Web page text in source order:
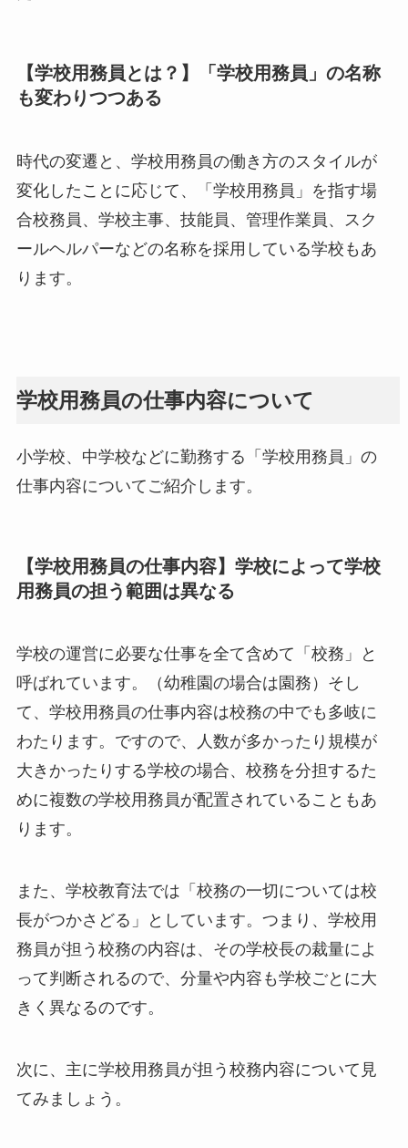
【学校用務員とは？】「学校用務員」の名称
も変わりつつある
時代の変遷と、学校用務員の働き方のスタイルが
変化したことに応じて、「学校用務員」を指す場
合校務員、学校主事、技能員、管理作業員、スク
ールヘルパーなどの名称を採用している学校もあ
ります。
学校用務員の仕事内容について
小学校、中学校などに勤務する「学校用務員」の
仕事内容についてご紹介します。
【学校用務員の仕事内容】学校によって学校
用務員の担う範囲は異なる
学校の運営に必要な仕事を全て含めて「校務」と
呼ばれています。（幼稚園の場合は園務）そし
て、学校用務員の仕事内容は校務の中でも多岐に
わたります。ですので、人数が多かったり規模が
大きかったりする学校の場合、校務を分担するた
めに複数の学校用務員が配置されていることもあ
ります。
また、学校教育法では「校務の一切については校
長がつかさどる」としています。つまり、学校用
務員が担う校務の内容は、その学校長の裁量によ
って判断されるので、分量や内容も学校ごとに大
きく異なるのです。
次に、主に学校用務員が担う校務内容について見
てみましょう。